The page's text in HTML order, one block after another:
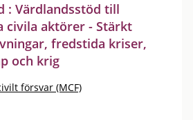
: Värdlandsstöd till
civila aktörer - Stärkt
fredstida kriser,
och krig
försvar (MCF)